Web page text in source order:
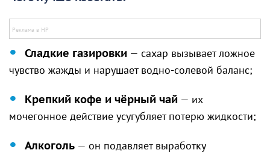
Сладкие газировки — сахар вызывает ложное
чувство жажды и нарушает водно-солевой баланс;
Крепкий кофе и чёрный чай — их
мочегонное действие усугубляет потерю жидкости;
Алкоголь — он подавляет выработку